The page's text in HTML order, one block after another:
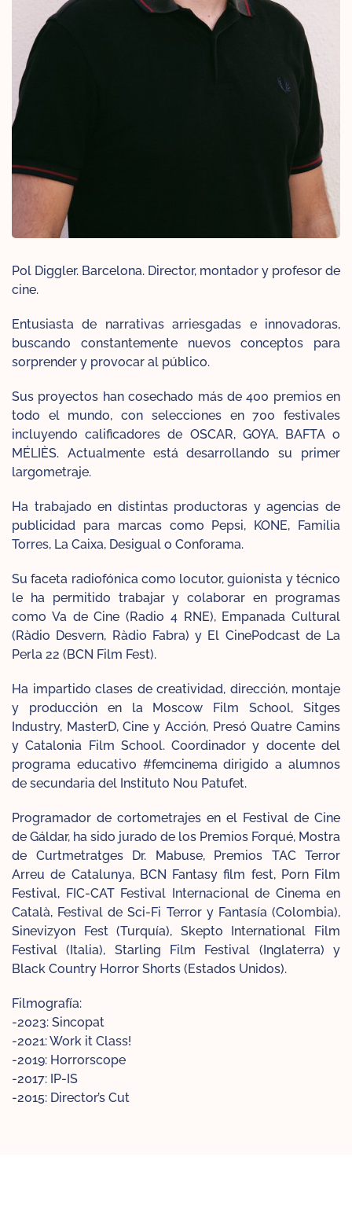
Pol Diggler. Barcelona. Director, montador y profesor de
cine.
Entusiasta de narrativas arriesgadas e innovadoras,
buscando constantemente nuevos conceptos para
sorprender y provocar al público.
Sus proyectos han cosechado más de 400 premios en
todo el mundo, con selecciones en 700 festivales
incluyendo calificadores de OSCAR, GOYA, BAFTA o
MÉLIÈS. Actualmente está desarrollando su primer
largometraje.
Ha trabajado en distintas productoras y agencias de
publicidad para marcas como Pepsi, KONE, Familia
Torres, La Caixa, Desigual o Conforama.
Su faceta radiofónica como locutor, guionista y técnico
le ha permitido trabajar y colaborar en programas
como Va de Cine (Radio 4 RNE), Empanada Cultural
(Ràdio Desvern, Ràdio Fabra) y El CinePodcast de La
Perla 22 (BCN Film Fest).
Ha impartido clases de creatividad, dirección, montaje
y producción en la Moscow Film School, Sitges
Industry, MasterD, Cine y Acción, Presó Quatre Camins
y Catalonia Film School. Coordinador y docente del
programa educativo #femcinema dirigido a alumnos
de secundaria del Instituto Nou Patufet.
Programador de cortometrajes en el Festival de Cine
de Gáldar, ha sido jurado de los Premios Forqué, Mostra
de Curtmetratges Dr. Mabuse, Premios TAC Terror
Arreu de Catalunya, BCN Fantasy film fest, Porn Film
Festival, FIC-CAT Festival Internacional de Cinema en
Català, Festival de Sci-Fi Terror y Fantasía (Colombia),
Sinevizyon Fest (Turquía), Skepto International Film
Festival (Italia), Starling Film Festival (Inglaterra) y
Black Country Horror Shorts (Estados Unidos).
Filmografía:
-2023: Sincopat
-2021: Work it Class!
-2019: Horrorscope
-2017: IP-IS
-2015: Director’s Cut